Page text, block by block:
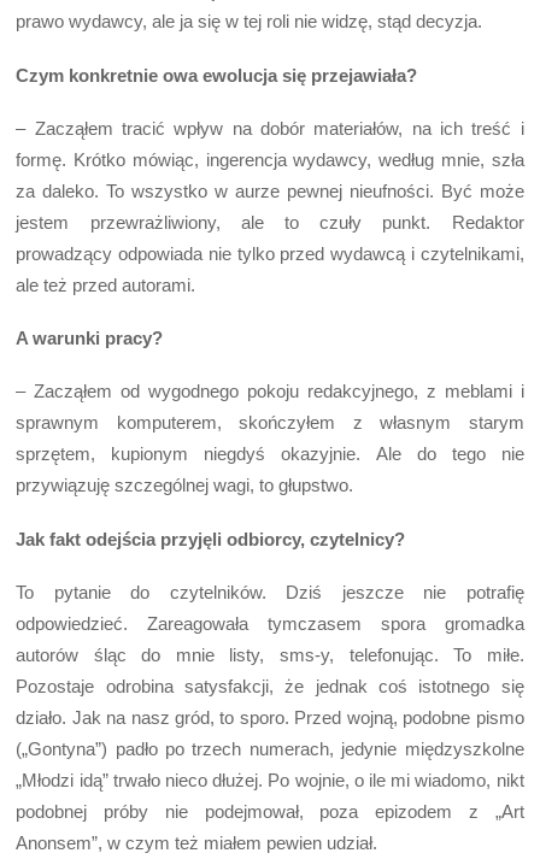
prawo wydawcy, ale ja się w tej roli nie widzę, stąd decyzja.
Czym konkretnie owa ewolucja się przejawiała?
– Zacząłem tracić wpływ na dobór materiałów, na ich treść i
formę. Krótko mówiąc, ingerencja wydawcy, według mnie, szła
za daleko. To wszystko w aurze pewnej nieufności. Być może
jestem przewrażliwiony, ale to czuły punkt. Redaktor
prowadzący odpowiada nie tylko przed wydawcą i czytelnikami,
ale też przed autorami.
A warunki pracy?
– Zacząłem od wygodnego pokoju redakcyjnego, z meblami i
sprawnym komputerem, skończyłem z własnym starym
sprzętem, kupionym niegdyś okazyjnie. Ale do tego nie
przywiązuję szczególnej wagi, to głupstwo.
Jak fakt odejścia przyjęli odbiorcy, czytelnicy?
To pytanie do czytelników. Dziś jeszcze nie potrafię
odpowiedzieć. Zareagowała tymczasem spora gromadka
autorów śląc do mnie listy, sms-y, telefonując. To miłe.
Pozostaje odrobina satysfakcji, że jednak coś istotnego się
działo. Jak na nasz gród, to sporo. Przed wojną, podobne pismo
(„Gontyna”) padło po trzech numerach, jedynie międzyszkolne
„Młodzi idą” trwało nieco dłużej. Po wojnie, o ile mi wiadomo, nikt
podobnej próby nie podejmował, poza epizodem z „Art
Anonsem”, w czym też miałem pewien udział.